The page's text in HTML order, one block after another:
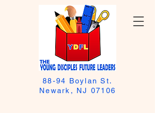
88-94 Boylan St.
Newark, NJ 07106